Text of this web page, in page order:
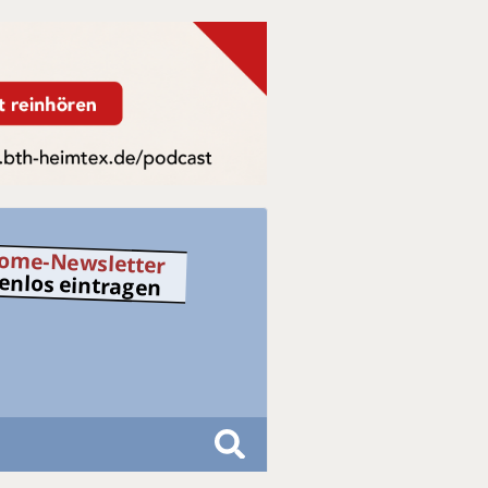
Newsletter
eintragen
S